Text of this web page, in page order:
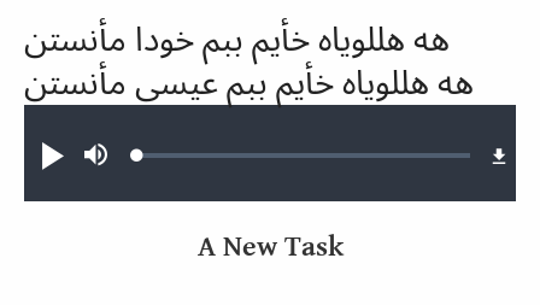
هه هللویاه خأیم ببم خودا مأنستن
هه هللویاه خأیم ببم عیسی مأنستن
Play MuteLoaded:
A New Task